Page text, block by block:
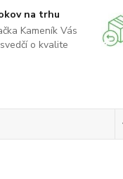
na trhu
Kameník Vás
o kvalite